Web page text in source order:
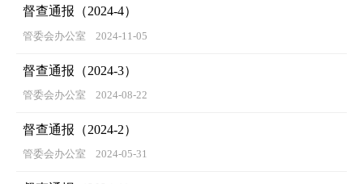
督查通报（2024-4）
管委会办公室 2024-11-05
督查通报（2024-3）
管委会办公室 2024-08-22
督查通报（2024-2）
管委会办公室 2024-05-31